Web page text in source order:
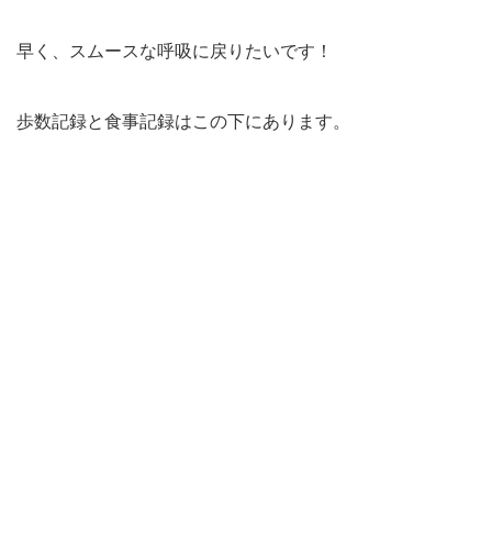
早く、スムースな呼吸に戻りたいです！
歩数記録と食事記録はこの下にあります。